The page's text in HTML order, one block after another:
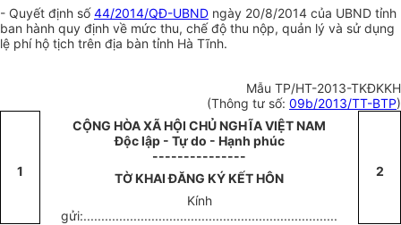
- Quyết định số44/2014/QĐ-UBND ngày 20/8/2014 của UBND tỉnh
ban hành quy định về mức thu, chế độ thu nộp, quản lý và sử dụng
lệ phí hộ tịch trên địa bàn tỉnh Hà Tĩnh.
Mẫu TP/HT-2013-TKĐKKH
(Thông tư số: 09b/2013/TT-BTP)
1
CỘNG HÒA XÃ HỘI CHỦ NGHĨA VIỆT NAM
Độc lập - Tự do - Hạnh phúc
---------------
TỜ KHAI ĐĂNG KÝ KẾT HÔN
Kính
gửi:.......................................................................
2